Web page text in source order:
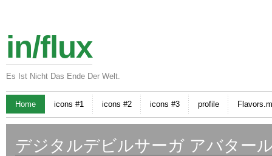
in/flux
Es Ist Nicht Das Ende Der Welt.
Home icons #1 icons #2 icons #3 profile
デジタルデビルサーガ アバター